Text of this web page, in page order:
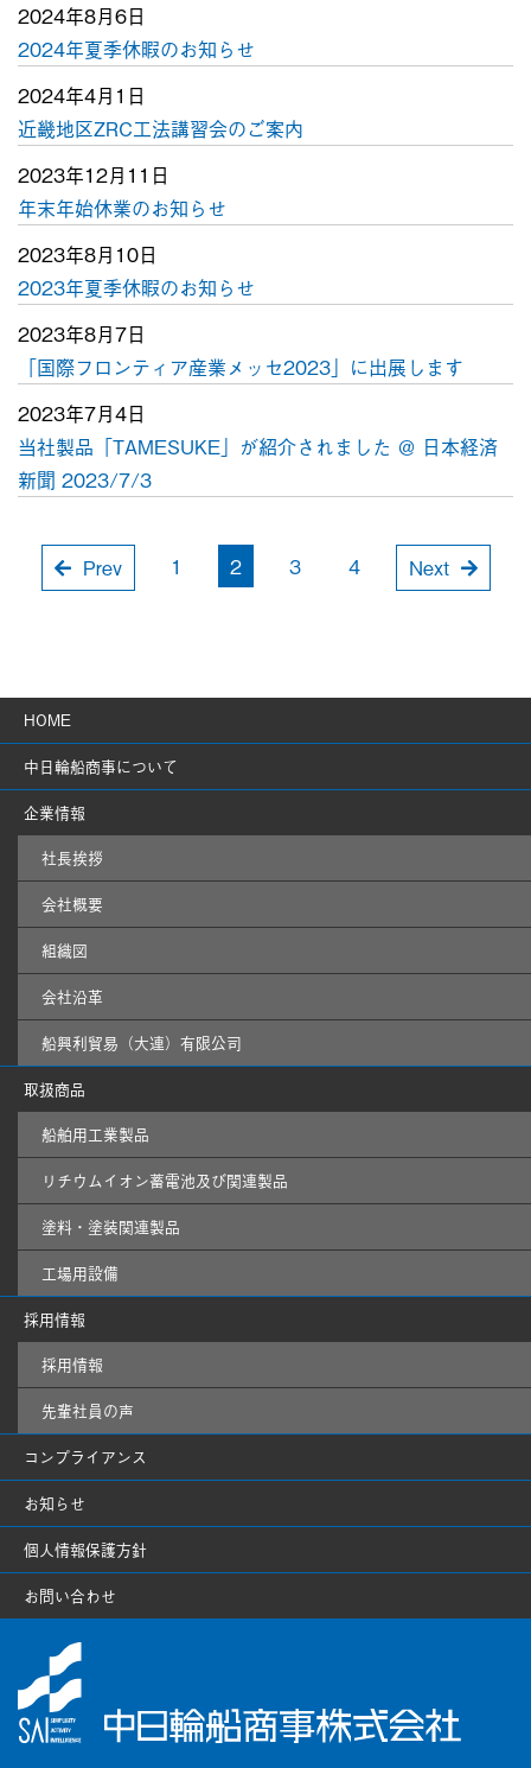
2024年8月6日
2024年夏季休暇のお知らせ
2024年4月1日
近畿地区ZRC工法講習会のご案内
2023年12月11日
年末年始休業のお知らせ
2023年8月10日
2023年夏季休暇のお知らせ
2023年8月7日
「国際フロンティア産業メッセ2023」に出展します
2023年7月4日
当社製品「TAMESUKE」が紹介されました ＠ 日本経済
新聞 2023/7/3
Prev 1 2 3 4 Next
HOME
中日輪船商事について
企業情報
社長挨拶
会社概要
組織図
会社沿革
船興利貿易（大連）有限公司
取扱商品
船舶用工業製品
リチウムイオン蓄電池及び関連製品
塗料・塗装関連製品
工場用設備
採用情報
採用情報
先輩社員の声
コンプライアンス
お知らせ
個人情報保護方針
お問い合わせ